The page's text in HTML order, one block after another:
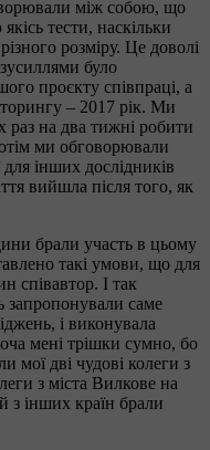
між собою, що
тести, наскільки
розміру. Це доволі
було
проєкту співпраці, а
– 2017 рік. Ми
раз на два тижні робити
ми обговорювали
для інших дослідників
вийшла після того, як
брали участь в цьому
такі умови, що для
співавтор. І так
запропонували саме
і виконувала
мені трішки сумно, бо
мої дві чудові колеги з
з міста Вилкове на
з інших країн брали